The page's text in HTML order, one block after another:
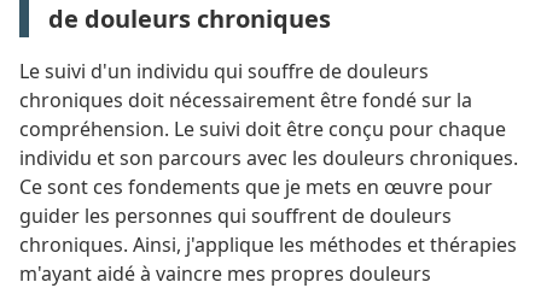
de douleurs chroniques
Le suivi d'un individu qui souffre de douleurs
chroniques doit nécessairement être fondé sur la
compréhension. Le suivi doit être conçu pour chaque
individu et son parcours avec les douleurs chroniques.
Ce sont ces fondements que je mets en œuvre pour
guider les personnes qui souffrent de douleurs
chroniques. Ainsi, j'applique les méthodes et thérapies
m'ayant aidé à vaincre mes propres douleurs